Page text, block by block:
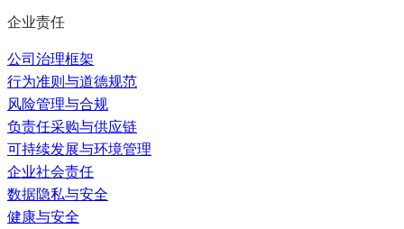
企业责任
公司治理框架
行为准则与道德规范
风险管理与合规
负责任采购与供应链
可持续发展与环境管理
企业社会责任
数据隐私与安全
健康与安全